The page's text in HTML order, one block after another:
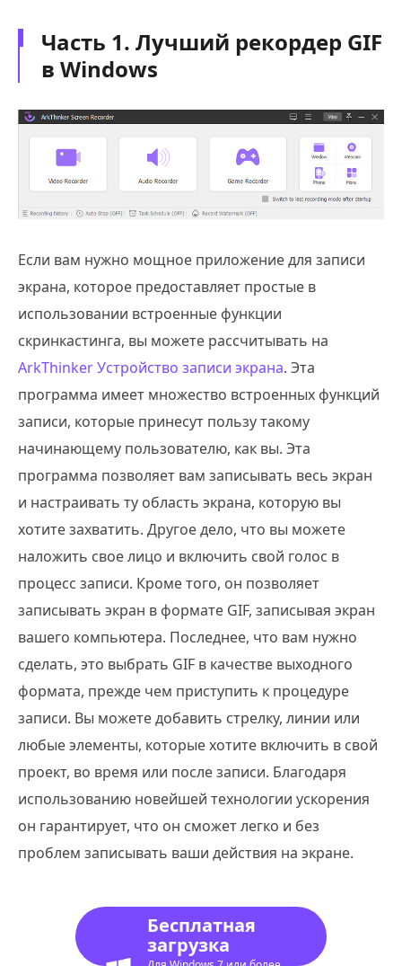
Часть 1. Лучший рекордер GIF
в Windows
Если вам нужно мощное приложение для записи
экрана, которое предоставляет простые в
использовании встроенные функции
скринкастинга, вы можете рассчитывать на
ArkThinker Устройство записи экрана. Эта
программа имеет множество встроенных функций
записи, которые принесут пользу такому
начинающему пользователю, как вы. Эта
программа позволяет вам записывать весь экран
и настраивать ту область экрана, которую вы
хотите захватить. Другое дело, что вы можете
наложить свое лицо и включить свой голос в
процесс записи. Кроме того, он позволяет
записывать экран в формате GIF, записывая экран
вашего компьютера. Последнее, что вам нужно
сделать, это выбрать GIF в качестве выходного
формата, прежде чем приступить к процедуре
записи. Вы можете добавить стрелку, линии или
любые элементы, которые хотите включить в свой
проект, во время или после записи. Благодаря
использованию новейшей технологии ускорения
он гарантирует, что он сможет легко и без
проблем записывать ваши действия на экране.
Бесплатная
загрузка